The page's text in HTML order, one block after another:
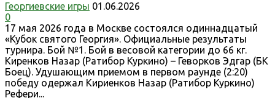
Георгиевские игры 01.06.2026
0
17 мая 2026 года в Москве состоялся одиннадцатый
«Кубок святого Георгия». Официальные результаты
турнира. Бой №1. Бой в весовой категории до 66 кг.
Киренков Назар (Ратибор Куркино) – Геворков Эдгар (БК
Боец). Удушающим приемом в первом раунде (2:20)
победу одержал Кириенков Назар (Ратибор Куркино)
Рефери...